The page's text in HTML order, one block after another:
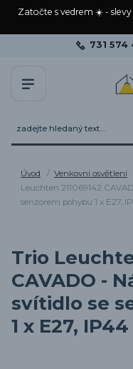
Zatočte s vedrem ☀️ -
731 574
Úvod Venkovní osvětlení
Leuchten 211069142
senzorem pohybu 1 x E27,
Trio
CAVADO -
svítidlo se
1 x E27, IP44